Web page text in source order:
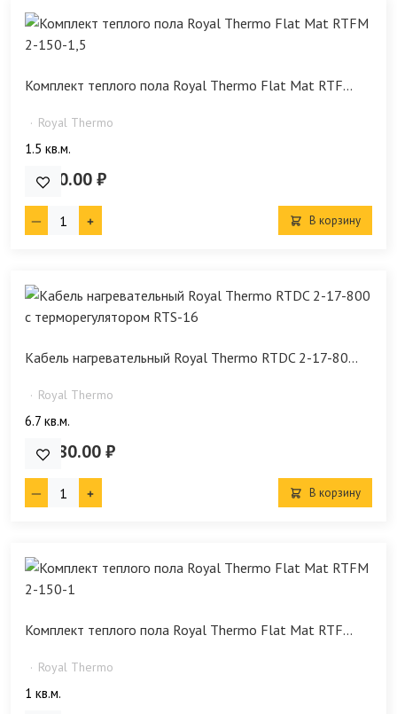
Комплект теплого пола Royal Thermo Flat Mat RTF...
Royal Thermo
1.5 кв.м.
6 490.00 ₽
В корзину
Кабель нагревательный Royal Thermo RTDC 2-17-80...
Royal Thermo
6.7 кв.м.
17 480.00 ₽
В корзину
Комплект теплого пола Royal Thermo Flat Mat RTF...
Royal Thermo
1 кв.м.